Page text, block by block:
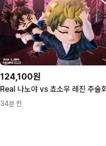
124,100원
34분 전